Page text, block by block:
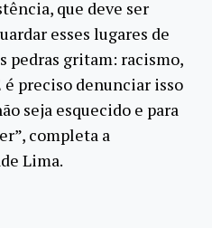
que deve ser
esses lugares de
pedras gritam: racismo,
é preciso denunciar isso
seja esquecido e para
completa a
Lima.